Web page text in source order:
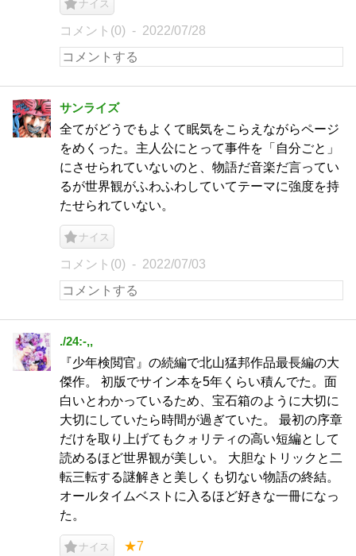
ナイス
コメント(0) 2022/07/28
サンライズ
全てがどうでもよくて眠気をこらえながらページ
をめくった。主人公にとって事件を「自分ごと」
にさせられていないのと、物語だ音楽だ言ってい
るが世界観がふわふわしていてテーマに強度を持
たせられていない。
ナイス
コメント(0) 2022/07/03
./24:-,,
『少年検閲官』の続編で北山猛邦作品最長編の大
傑作。 初版でサイン本を5年くらい積んでた。面
白いとわかっているため、宝石箱のように大切に
大切にしていたら時間が過ぎていた。 最初の序章
だけを取り上げてもクォリティの高い短編として
読めるほど世界観が美しい。 大胆なトリックと二
転三転する謎解きと美しくも切ない物語の終結。
オールタイムベストに入るほど好きな一冊になっ
た。
ナイス ★7